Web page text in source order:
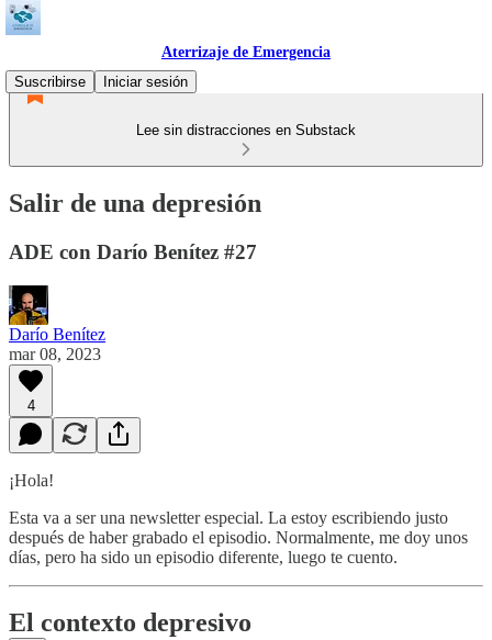
Aterrizaje de Emergencia
Suscribirse
Iniciar sesión
Lee sin distracciones en Substack
Salir de una depresión
ADE con Darío Benítez #27
Darío Benítez
mar 08, 2023
4
¡Hola!
Esta va a ser una newsletter especial. La estoy escribiendo justo
después de haber grabado el episodio. Normalmente, me doy unos
días, pero ha sido un episodio diferente, luego te cuento.
El contexto depresivo